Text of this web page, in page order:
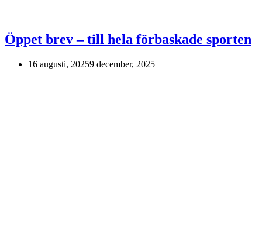
Öppet brev – till hela förbaskade sporten
16 augusti, 20259 december, 2025